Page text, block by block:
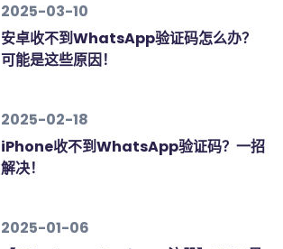
2025-03-10
安卓收不到WhatsApp验证码怎么办？
可能是这些原因！
2025-02-18
iPhone收不到WhatsApp验证码？一招
解决！
2025-01-06